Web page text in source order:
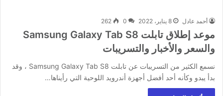
أحمد عادل 8 يناير، 2022 0
262
موعد إطلاق تابلت Samsung Galaxy Tab S8
والسعر والأخبار والتسريبات
نسمع الكثير من التسريبات عن تابلت Samsung Galaxy Tab S8 ، وقد
بدأ يبدو وكأنه أحد أفضل أجهزة أندرويد اللوحية التي رأيناها…